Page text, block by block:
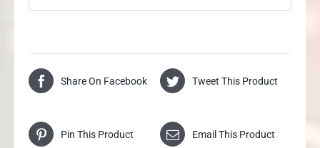
Share On Facebook Tweet This Product
Pin This Product Email This Product